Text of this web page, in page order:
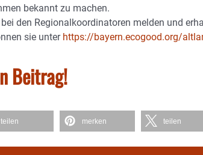
bekannt zu machen.
den Regionalkoordinatoren melden und
sie unter https://bayern.ecogood.org/
Beitrag!
teilen merken teilen